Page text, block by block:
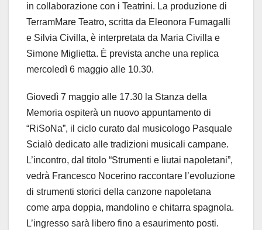
in collaborazione con i Teatrini. La produzione di
TerramMare Teatro, scritta da Eleonora Fumagalli
e Silvia Civilla, è interpretata da Maria Civilla e
Simone Miglietta. È prevista anche una replica
mercoledì 6 maggio alle 10.30.
Giovedì 7 maggio alle 17.30 la Stanza della
Memoria ospiterà un nuovo appuntamento di
“RiSoNa”, il ciclo curato dal musicologo Pasquale
Scialò dedicato alle tradizioni musicali campane.
L’incontro, dal titolo “Strumenti e liutai napoletani”,
vedrà Francesco Nocerino raccontare l’evoluzione
di strumenti storici della canzone napoletana
come arpa doppia, mandolino e chitarra spagnola.
L’ingresso sarà libero fino a esaurimento posti.